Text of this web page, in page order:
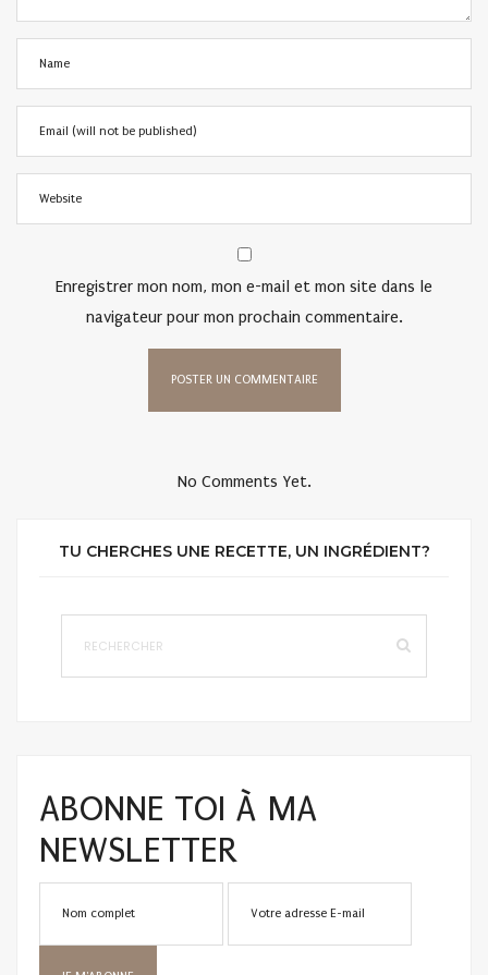
Enregistrer mon nom, mon e-mail et mon site dans le
navigateur pour mon prochain commentaire.
No Comments Yet.
TU CHERCHES UNE RECETTE, UN INGRÉDIENT?
ABONNE TOI À MA
NEWSLETTER